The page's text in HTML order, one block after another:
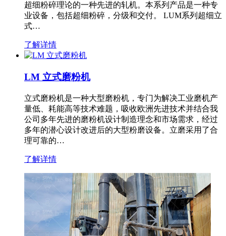
超细粉碎理论的一种先进的轧机。本系列产品是一种专
业设备，包括超细粉碎，分级和交付。 LUM系列超细立
式…
了解详情
LM 立式磨粉机
立式磨粉机是一种大型磨粉机，专门为解决工业磨机产
量低、耗能高等技术难题，吸收欧洲先进技术并结合我
公司多年先进的磨粉机设计制造理念和市场需求，经过
多年的潜心设计改进后的大型粉磨设备。立磨采用了合
理可靠的…
了解详情